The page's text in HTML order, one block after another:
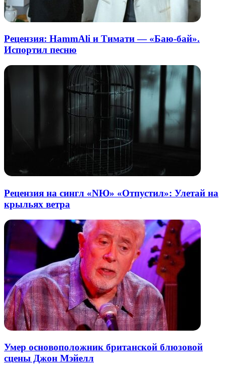
Рецензия: HammAli и Тимати — «Баю-бай».
Испортил песню
Рецензия на сингл «NЮ» «Отпустил»: Улетай на
крыльях ветра
Умер основоположник британской блюзовой
сцены Джон Мэйелл